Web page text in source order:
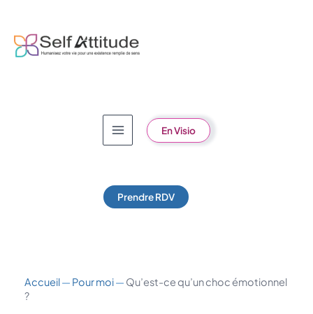
contenu
En Visio
Prendre RDV
Accueil— Pour moi— Qu’est-ce qu’un choc émotionnel
?